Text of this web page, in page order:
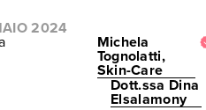
2024
Michela
Tognolatti,
Skin-Care
Dott.ssa Dina
Elsalamony